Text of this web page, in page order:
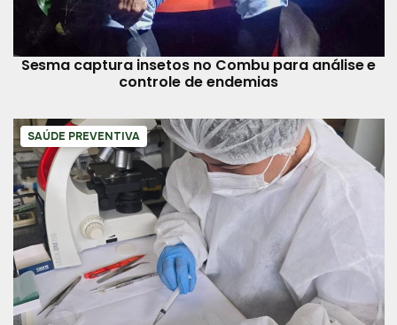
Sesma captura insetos no Combu para análise e
controle de endemias
SAÚDE PREVENTIVA